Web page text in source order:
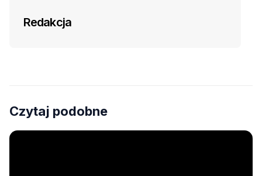
Redakcja
Czytaj podobne